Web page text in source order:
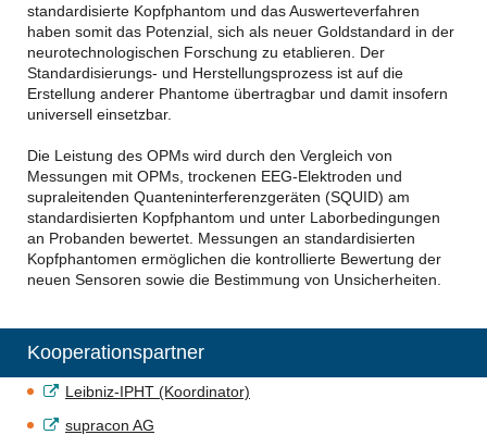
standardisierte Kopfphantom und das Auswerteverfahren
haben somit das Potenzial, sich als neuer Goldstandard in der
neurotechnologischen Forschung zu etablieren. Der
Standardisierungs- und Herstellungsprozess ist auf die
Erstellung anderer Phantome übertragbar und damit insofern
universell einsetzbar.
Die Leistung des OPMs wird durch den Vergleich von
Messungen mit OPMs, trockenen EEG-Elektroden und
supraleitenden Quanteninterferenzgeräten (SQUID) am
standardisierten Kopfphantom und unter Laborbedingungen
an Probanden bewertet. Messungen an standardisierten
Kopfphantomen ermöglichen die kontrollierte Bewertung der
neuen Sensoren sowie die Bestimmung von Unsicherheiten.
Kooperationspartner
Leibniz-IPHT (Koordinator)
supracon AG